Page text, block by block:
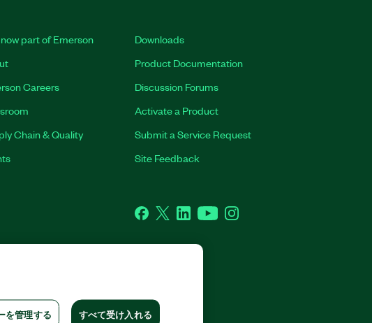
now part of Emerson
Careers
Chain & Quality
Downloads
Product Documentation
Discussion Forums
Activate a Product
Submit a Service Request
Site Feedback
Facebook
TwitterLinkedInYouTubeInstagram
を管理する すべて受け入れる